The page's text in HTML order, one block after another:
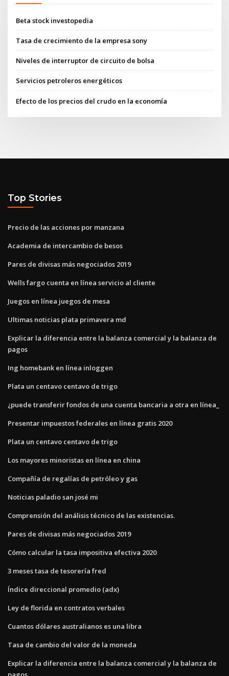
Beta stock investopedia
Tasa de crecimiento de la empresa sony
Niveles de interruptor de circuito de bolsa
Servicios petroleros energéticos
Efecto de los precios del crudo en la economía
Top Stories
Precio de las acciones por manzana
Academia de intercambio de besos
Pares de divisas más negociados 2019
Wells fargo cuenta en línea servicio al cliente
Juegos en línea juegos de mesa
Ultimas noticias plata primavera md
Explicar la diferencia entre la balanza comercial y la balanza de
pagos
Ing homebank en línea inloggen
Plata un centavo centavo de trigo
¿puede transferir fondos de una cuenta bancaria a otra en línea_
Presentar impuestos federales en línea gratis 2020
Plata un centavo centavo de trigo
Los mayores minoristas en línea en china
Compañía de regalías de petróleo y gas
Noticias paladio san josé mi
Comprensión del análisis técnico de las existencias.
Pares de divisas más negociados 2019
Cómo calcular la tasa impositiva efectiva 2020
3 meses tasa de tesorería fred
Índice direccional promedio (adx)
Ley de florida en contratos verbales
Cuantos dólares australianos es una libra
Tasa de cambio del valor de la moneda
Explicar la diferencia entre la balanza comercial y la balanza de